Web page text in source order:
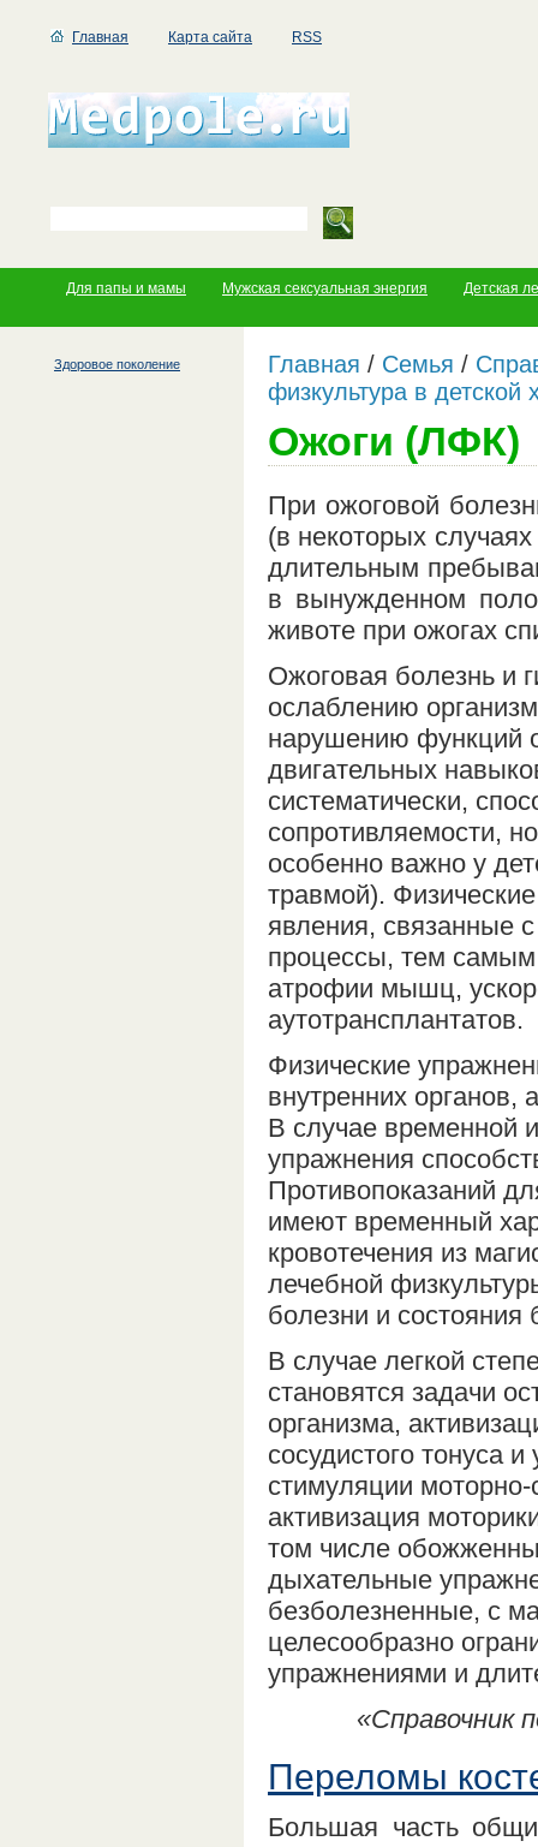
Главная Карта сайта RSS
Для папы и мамы Мужская сексуальная энергия Детская
Здоровое поколение Главная / Семья /
физкультура в детской
Ожоги (ЛФК)
При ожоговой
(в некоторых
длительным
в вынужденном
животе при ожогах
Ожоговая болезнь и
ослаблению
нарушению функций
двигательных
систематически,
сопротивляемости,
особенно важно у
травмой).
явления, связанные
процессы, тем
атрофии мышц,
аутотрансплантатов.
Физические
внутренних
В случае временной
упражнения
Противопоказаний
имеют временный
кровотечения из
лечебной
болезни и состояния
В случае легкой
становятся задачи
организма,
сосудистого тонуса
стимуляции
активизация
том числе
дыхательные
безболезненные, с
целесообразно
упражнениями и
«Справочник
Переломы
Большая часть